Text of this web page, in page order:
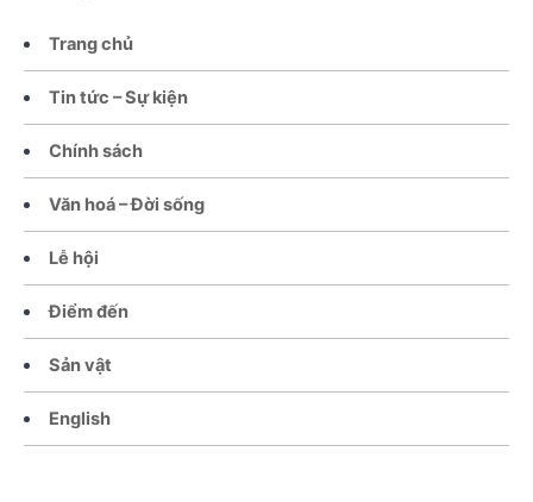
Trang chủ
Tin tức – Sự kiện
Chính sách
Văn hoá – Đời sống
Lễ hội
Điểm đến
Sản vật
English